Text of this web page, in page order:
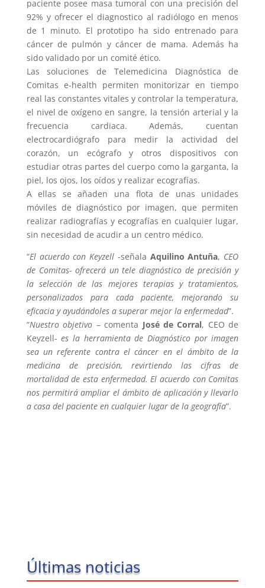
paciente posee masa tumoral con una precisión del
92% y ofrecer el diagnostico al radiólogo en menos
de 1 minuto. El prototipo ha sido entrenado para
cáncer de pulmón y cáncer de mama. Además ha
sido validado por un comité ético.
Las soluciones de Telemedicina Diagnóstica de
Comitas e-health permiten monitorizar en tiempo
real las constantes vitales y controlar la temperatura,
el nivel de oxígeno en sangre, la tensión arterial y la
frecuencia cardiaca. Además, cuentan
electrocardiógrafo para medir la actividad del
corazón, un ecógrafo y otros dispositivos con
estudiar otras partes del cuerpo como la garganta, la
piel, los ojos, los oídos y realizar ecografías.
A ellas se añaden una flota de unas unidades
móviles de diagnóstico por imagen, que permiten
realizar radiografías y ecografías en cualquier lugar,
sin necesidad de acudir a un centro médico.
“El acuerdo con Keyzell -señala Aquilino Antuña, CEO
de Comitas- ofrecerá un tele diagnóstico de precisión y
la selección de las mejores terapias y tratamientos,
personalizados para cada paciente, mejorando su
eficacia y ayudándoles a superar mejor la enfermedad”.
“Nuestro objetivo – comenta José de Corral, CEO de
Keyzell-es la herramienta de Diagnóstico por imagen
sea un referente contra el cáncer en el ámbito de la
medicina de precisión, revirtiendo las cifras de
mortalidad de esta enfermedad. El acuerdo con Comitas
nos permitirá ampliar el ámbito de aplicación y llevarlo
a casa del paciente en cualquier lugar de la geografía”.
Últimas noticias